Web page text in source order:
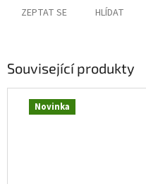
ZEPTAT SE HLÍDAT
Související produkty
Novinka